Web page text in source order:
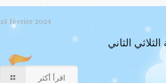
15 février 2024
الثاني
اقرأ أكثر